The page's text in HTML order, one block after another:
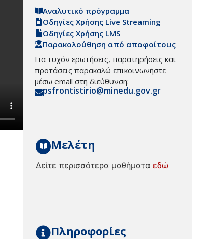
Αναλυτικό πρόγραμμα
Οδηγίες Χρήσης Live Streaming
Οδηγίες Χρήσης LMS
Παρακολούθηση από αποφοίτους
Για τυχόν ερωτήσεις, παρατηρήσεις και
προτάσεις παρακαλώ επικοινωνήστε
μέσω email στη διεύθυνση:
psfrontistirio@minedu.gov.gr
Μελέτη
Δείτε περισσότερα μαθήματα εδώ
Πληροφορίες